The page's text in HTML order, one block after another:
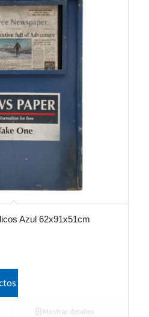
Azul 62x91x51cm
Mostrar detalles